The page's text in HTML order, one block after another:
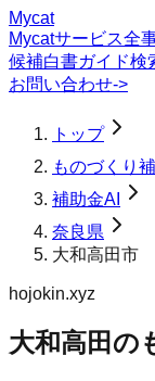
Mycat
Mycatサービス全
候補白書ガイド検
お問い合わせ->
トップ
ものづくり
補助金AI
奈良県
大和高田市
hojokin.xyz
大和高田の